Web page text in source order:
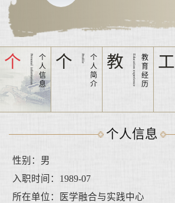
个 Personal information
个
人
信
息
个 Profile
个
人
简
介
教 Education experience
教
育
经
历
工
个人信息
性别：男
入职时间：1989-07
所在单位：医学融合与实践中心